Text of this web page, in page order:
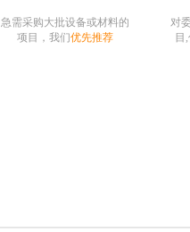
急需采购大批设备或材料的
项目，我们优先推荐
对
目